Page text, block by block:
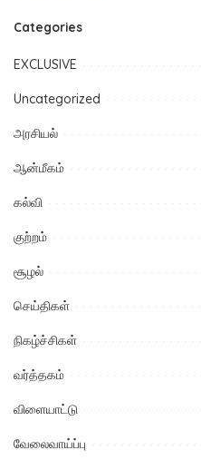
Categories
EXCLUSIVE
Uncategorized
அரசியல்
ஆன்மீகம்
கல்வி
குற்றம்
சூழல்
செய்திகள்
நிகழ்ச்சிகள்
வர்த்தகம்
விளையாட்டு
வேலைவாய்ப்பு